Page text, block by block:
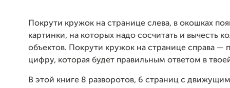
Покрути кружок на странице слева, в окошках
картинки, на которых надо сосчитать и вычесть
объектов. Покрути кружок на странице справа —
цифру, которая будет правильным ответом в
В этой книге 8 разворотов, 6 страниц с